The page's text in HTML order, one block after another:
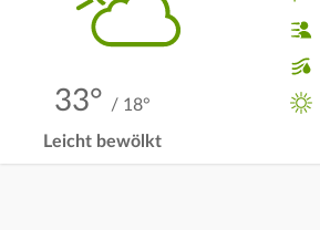
33° / 18°
Leicht bewölkt